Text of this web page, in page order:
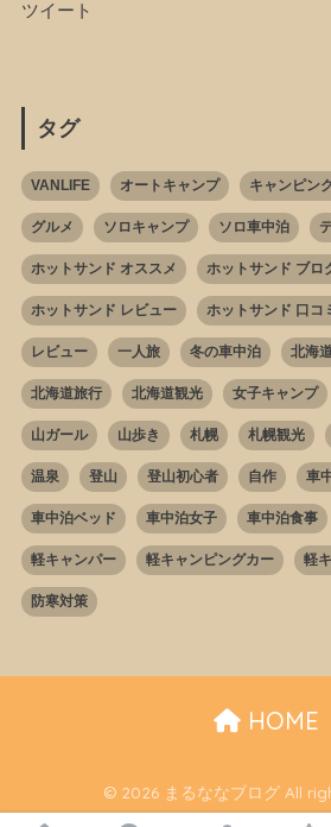
ツイート
タグ
VANLIFE オートキャンプ キャンピン
グルメ ソロキャンプ ソロ車中泊
ホットサンド オススメ ホットサンド ブロ
ホットサンド レビュー ホットサンド 口コ
レビュー 一人旅 冬の車中泊 北海
北海道旅行 北海道観光 女子キャンプ
山ガール 山歩き 札幌 札幌観光
温泉 登山 登山初心者 自作 車
車中泊ベッド 車中泊女子 車中泊食事
軽キャンパー 軽キャンピングカー 軽
防寒対策
HOME
© 2026 まるななブログ All